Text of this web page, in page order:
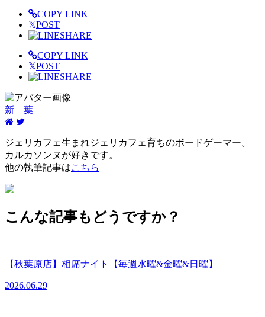
COPY LINK
𝕏POST
SHARE
COPY LINK
𝕏POST
SHARE
新 葉
ジェリカフェ生まれジェリカフェ育ちのボードゲーマー。
カルカソンヌが好きです。
他の執筆記事はこちら
こんな記事もどうですか？
【秋葉原店】相席ナイト【毎週水曜&金曜&日曜】
2026.06.29